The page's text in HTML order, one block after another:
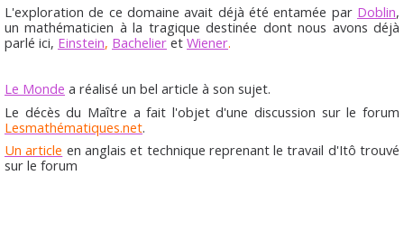
L'exploration de ce domaine avait déjà été entamée par Doblin,
un mathématicien à la tragique destinée dont nous avons déjà
parlé ici, Einstein, Bachelier et Wiener.
Le Monde a réalisé un bel article à son sujet.
Le décès du Maître a fait l'objet d'une discussion sur le forum
Lesmathématiques.net.
Un article en anglais et technique reprenant le travail d'Itô trouvé
sur le forum